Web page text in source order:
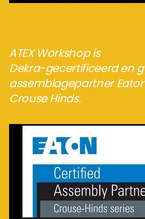
ATEX Workshop is
Dekra-gecertificeerd en
assemblagepartner
Crouse Hinds.